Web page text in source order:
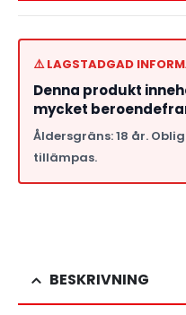
⚠️ LAGSTADGAD
Denna produkt
mycket
Åldersgräns: 18 år.
tillämpas.
BESKRIVNING